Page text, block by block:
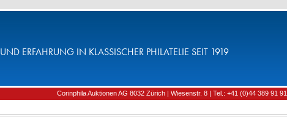
ERFAHRUNG IN KLASSISCHER PHILATELIE SEIT 1919
Corinphila Auktionen AG 8032 Zürich | Wiesenstr. 8 | Tel.: +41 (0)44 389 91